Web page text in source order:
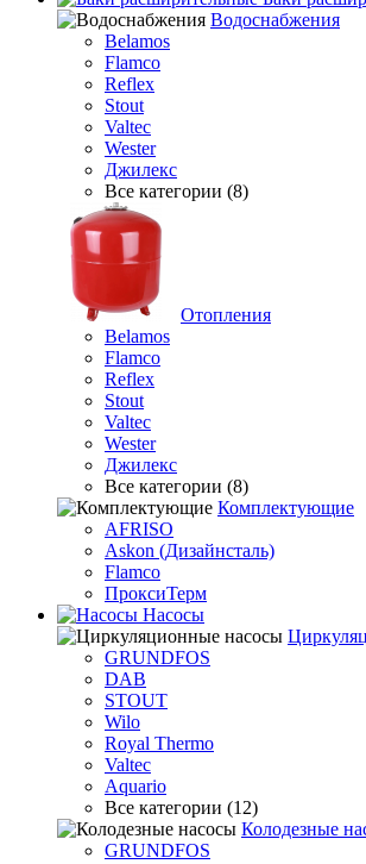
Водоснабжения
Belamos
Flamco
Reflex
Stout
Valtec
Wester
Джилекс
Все категории (8)
Отопления
Belamos
Flamco
Reflex
Stout
Valtec
Wester
Джилекс
Все категории (8)
Комплектующие
AFRISO
Askon (Дизайнсталь)
Flamco
ПроксиТерм
Насосы
GRUNDFOS
DAB
STOUT
Wilo
Royal Thermo
Valtec
Aquario
Все категории (12)
Колодезные
GRUNDFOS